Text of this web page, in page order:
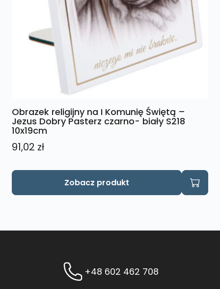
Obrazek religijny na I Komunię Świętą –
Jezus Dobry Pasterz czarno- biały S218
10x19cm
91,02 zł
Zobacz produkt
+48 602 462 708